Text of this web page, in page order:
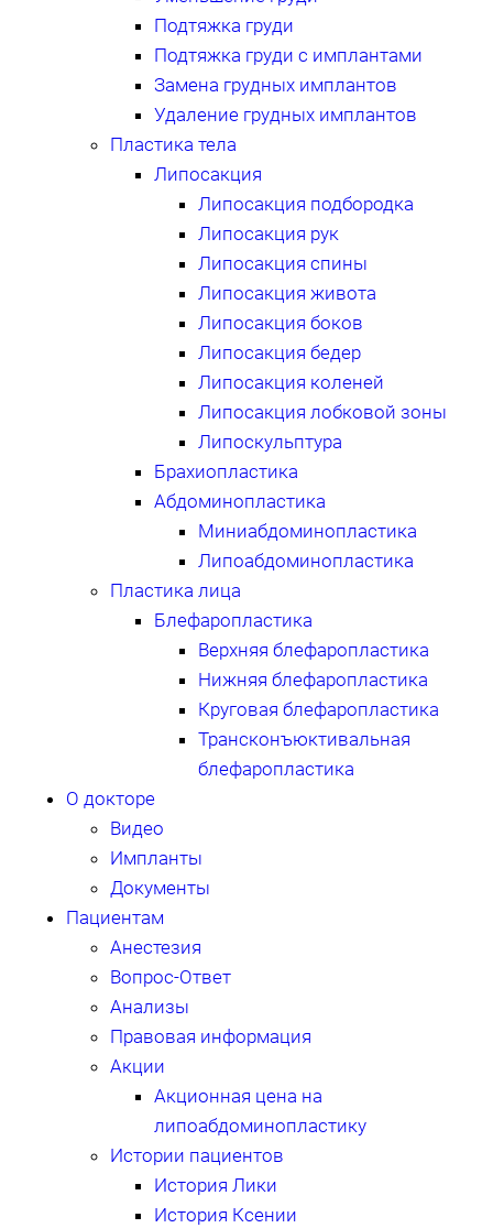
Подтяжка груди
Подтяжка груди с имплантами
Замена грудных имплантов
Удаление грудных имплантов
Пластика тела
Липосакция
Липосакция подбородка
Липосакция рук
Липосакция спины
Липосакция живота
Липосакция боков
Липосакция бедер
Липосакция коленей
Липосакция лобковой зоны
Липоскульптура
Брахиопластика
Абдоминопластика
Миниабдоминопластика
Липоабдоминопластика
Пластика лица
Блефаропластика
Верхняя блефаропластика
Нижняя блефаропластика
Круговая блефаропластика
Трансконъюктивальная
блефаропластика
О докторе
Видео
Импланты
Документы
Пациентам
Анестезия
Вопрос-Ответ
Анализы
Правовая информация
Акции
Акционная цена на
липоабдоминопластику
Истории пациентов
История Лики
История Ксении